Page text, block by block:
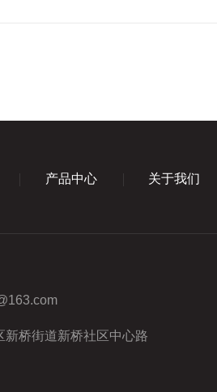
产品中心 关于我们
桥街道新桥社区中心路